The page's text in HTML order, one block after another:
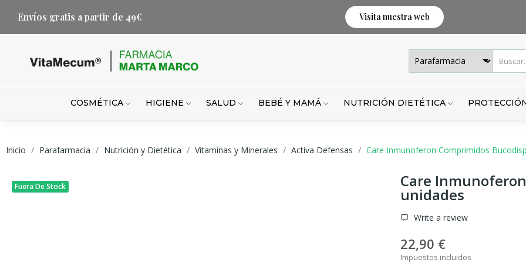
Envíos gratis a partir de 49€ Visita nuestra web
COSMÉTICA HIGIENE SALUD BEBÉ Y MAMÁ NUTRICIÓN DIETÉTICA
Inicio Parafarmacia Nutrición y Dietética Vitaminas y Minerales Activa Defensas Care Inmunoferon Comprimidos
Fuera De Stock Care
unidades
Write a review
22,90 €
Impuestos incluidos